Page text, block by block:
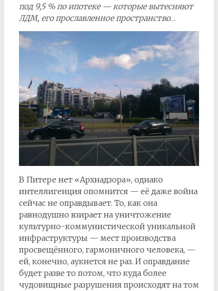
под 9,5 % по ипотеке — которые вытесняют
ЛДМ, его прославленное пространство…
В Питере нет «Архнадзора», однако
интеллигенция опомнится — её даже война
сейчас не оправдывает. То, как она
равнодушно взирает на уничтожение
культурно-коммунистической уникальной
инфраструктуры — мест производства
просвещённого, гармоничного человека, —
ей, конечно, аукнется не раз. И оправдание
будет разве то потом, что куда более
чудовищные разрушения происходят на том